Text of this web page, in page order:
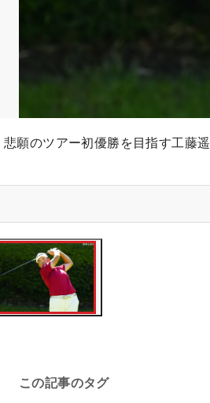
悲願のツアー初優勝を目指す工藤
この記事のタグ